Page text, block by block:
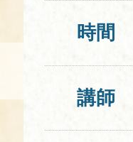
あじ
時間
講師